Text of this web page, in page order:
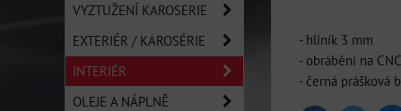
- hliník 3 mm
- obrábění na CNC
- černá prášková
VYZTUŽENÍ KAROSERIE
EXTERIÉR / KAROSÉRIE
INTERIÉR
OLEJE A NÁPLNĚ